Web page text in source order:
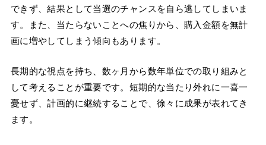
できず、結果として当選のチャンスを自ら逃してしまいま
す。また、当たらないことへの焦りから、購入金額を無計
画に増やしてしまう傾向もあります。
長期的な視点を持ち、数ヶ月から数年単位での取り組みと
して考えることが重要です。短期的な当たり外れに一喜一
憂せず、計画的に継続することで、徐々に成果が表れてき
ます。